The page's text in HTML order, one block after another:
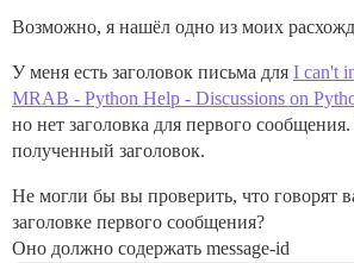
Возможно, я нашёл одно из моих
У меня есть заголовок письма для I can't
MRAB - Python Help - Discussions on
но нет заголовка для первого
полученный заголовок.
Не могли бы вы проверить, что говорят
заголовке первого сообщения?
Оно должно содержать message-id